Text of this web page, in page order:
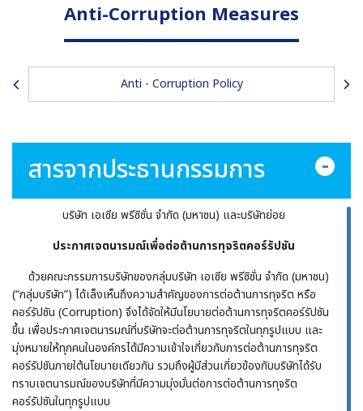
Anti-Corruption Measures
Anti - Corruption Policy
สารจากประธานกรรมการ
บริษัท เอเซีย พรีซิชั่น จำกัด (มหาชน) และบริษัทย่อย
ประกาศเจตนารมณ์เพื่อต่อต้านการทุจริตคอร์รัปชัน
ด้วยคณะกรรมการบริษัทของกลุ่มบริษัท เอเซีย พรีซิชั่น จำกัด (มหาชน)
(“กลุ่มบริษัท”) ได้เล็งเห็นถึงความสำคัญของการต่อต้านการทุจริต หรือ
คอร์รัปชัน (Corruption) จึงได้จัดให้มีนโยบายต่อต้านการทุจริตคอร์รัปชัน
ขึ้น เพื่อประกาศเจตนารมณ์ที่บริษัทจะต่อต้านการทุจริตในทุกรูปแบบ และ
มุ่งหมายให้ทุกคนในองค์กรได้มีความเข้าใจเกี่ยวกับการต่อต้านการทุจริต
คอร์รัปชันภายใต้นโยบายเดียวกัน รวมถึงผู้มีส่วนเกี่ยวข้องกับบริษัทได้รับ
ทราบเจตนารมณ์ของบริษัทที่มีความมุ่งมั่นต่อการต่อต้านการทุจริต
คอร์รัปชันในทุกรูปแบบ